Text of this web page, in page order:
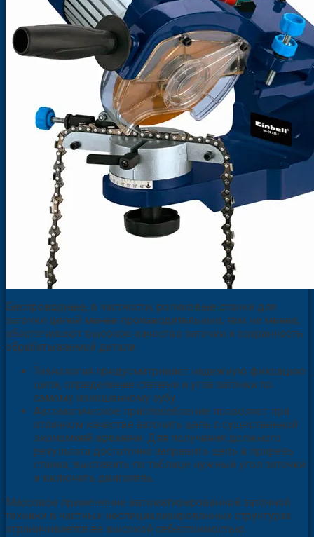
Беспроводные, в частности, роликовые станки для
заточки цепей менее производительные, тем не менее,
обеспечивают высокое качество заточки и сохранность
обрабатываемой детали.
Технология предусматривает надежную фиксацию
цепи, определение степени и угла заточки по
самому изношенному зубу.
Автоматическое приспособление позволяет при
отличном качестве заточить цепь с существенной
экономией времени. Для получения должного
результата достаточно заправить цепь в прорезь
станка, выставить по таблице нужный угол заточки
и включить двигатель.
Массовое применение автоматизированной заточной
техники в частных неспециализированных структурах
ограничивается ее высокой себестоимостью.